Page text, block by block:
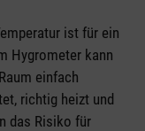
ist für ein
Hygrometer kann
einfach
richtig heizt und
das Risiko für